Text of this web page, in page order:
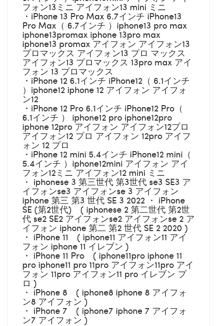
フォン13ミニ アイフォン13 mini ミニ
・iPhone 13 Pro Max 6.7インチ iPhone13
Pro Max（ 6.7インチ ）iphone13 pro max
iphone13promax iphone 13pro max
iphone13 promax アイフォン アイフォン13
プロマックス アイフォン13 プロ マックス
アイフォン13 プロマックス 13pro max アイ
フォン 13 プロマックス
・iPhone 12 6.1インチ iPhone12（ 6.1インチ
）iphone12 iphone 12 アイフォン アイフォ
ン12
・iPhone 12 Pro 6.1インチ iPhone12 Pro（
6.1インチ ） iphone12 pro iphone12pro
iphone 12pro アイフォン アイフォン12プロ
アイフォン12 プロ アイフォン 12pro アイフ
ォン 12 プロ
・iPhone 12 mini 5.4インチ iPhone12 mini（
5.4インチ ）iphone12mini アイフォン アイ
フォン12ミニ アイフォン12 mini ミニ
・ iphonese 3 第三世代 第3世代 se3 SE3 ア
イフォンse3 アイフォンse 3 アイフォン
iphone 第三 第3 世代 SE 3 2022 ・ iPhone
SE (第2世代) ( iphonese 2 第二世代 第2世
代 se2 SE2 アイフォンse2 アイフォンse 2 ア
イフォン iphone 第二 第2 世代 SE 2 2020 )
・ iPhone 11 ( iphone11 アイフォン11 アイ
フォン iphone 11 イレブン )
・ iPhone 11 Pro ( iphone11pro iphone 11
pro iphone11 pro 11pro アイフォン11pro アイ
フォン 11pro アイフォン11 pro イレブン プ
ロ )
・ iPhone 8 ( iphone8 iphone 8 アイフォ
ン8 アイフォン )
・ iPhone 7 ( iphone7 iphone 7 アイフォ
ン7 アイフォン )